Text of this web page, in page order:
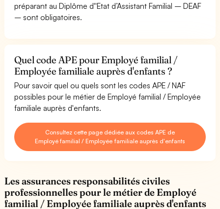
préparant au Diplôme d''Etat d’Assistant Familial – DEAF
– sont obligatoires.
Quel code APE pour Employé familial /
Employée familiale auprès d'enfants ?
Pour savoir quel ou quels sont les codes APE / NAF
possibles pour le métier de Employé familial / Employée
familiale auprès d'enfants.
Consultez cette page dédiée aux codes APE de
Employé familial / Employée familiale auprès d'enfants
Les assurances responsabilités civiles
professionnelles pour le métier de Employé
familial / Employée familiale auprès d'enfants